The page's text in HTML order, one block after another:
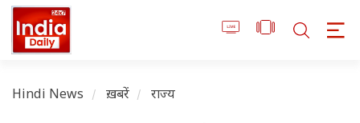
Hindi News ख़बरें राज्य